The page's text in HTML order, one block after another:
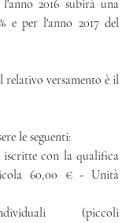
2016 subirà una
e per l'anno 2017 del
versamento è il
le seguenti:
iscritte con la qualifica
60,00 € - Unità
(piccoli